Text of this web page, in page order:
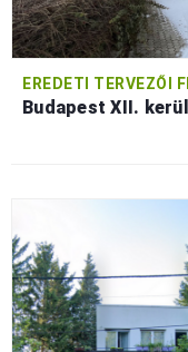
EREDETI TERVEZŐI
Budapest XII.